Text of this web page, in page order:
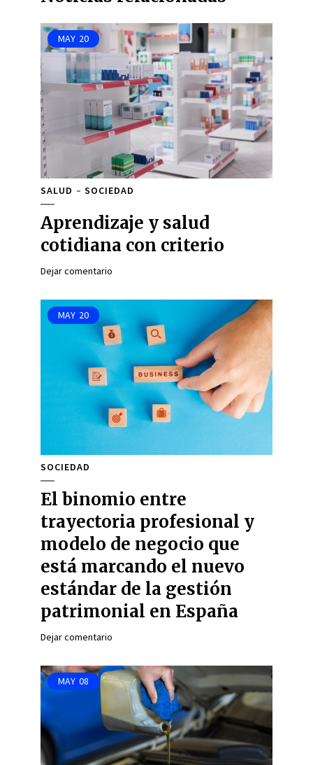
MAY 20
SALUD SOCIEDAD
Aprendizaje y salud
cotidiana con criterio
Dejar comentario
MAY 20
SOCIEDAD
El binomio entre
trayectoria profesional y
modelo de negocio que
está marcando el nuevo
estándar de la gestión
patrimonial en España
Dejar comentario
MAY 08